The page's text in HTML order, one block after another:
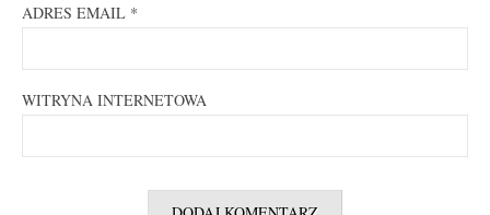
ADRES EMAIL *
WITRYNA INTERNETOWA